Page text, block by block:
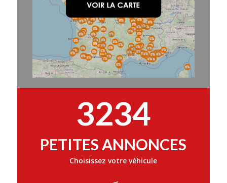
3234
PETITES ANNONCES
Choisissez votre véhicule